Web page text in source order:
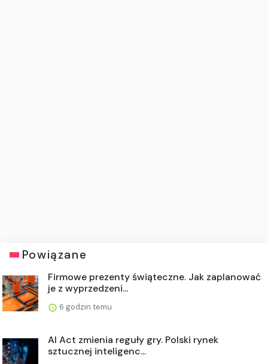
Powiązane
Firmowe prezenty świąteczne. Jak zaplanować
je z wyprzedzeni...
6 godzin temu
AI Act zmienia reguły gry. Polski rynek
sztucznej inteligenc...